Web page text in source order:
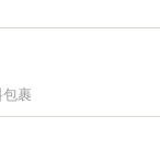
裹